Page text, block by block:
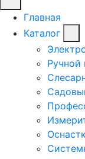
Главная
Каталог
Ручной